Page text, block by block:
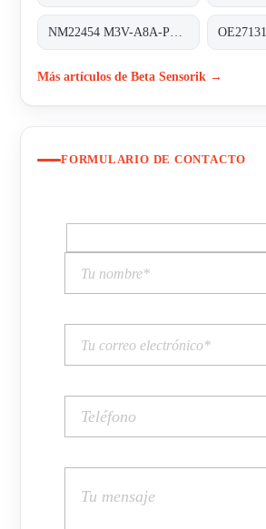
OE27131
Más artículos de Beta Sensorik →
FORMULARIO DE CONTACTO